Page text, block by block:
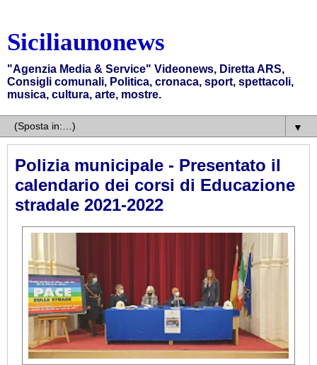
Siciliaunonews
"Agenzia Media & Service" Videonews, Diretta ARS,
Consigli comunali, Politica, cronaca, sport, spettacoli,
musica, cultura, arte, mostre.
▼
Polizia municipale - Presentato il
calendario dei corsi di Educazione
stradale 2021-2022